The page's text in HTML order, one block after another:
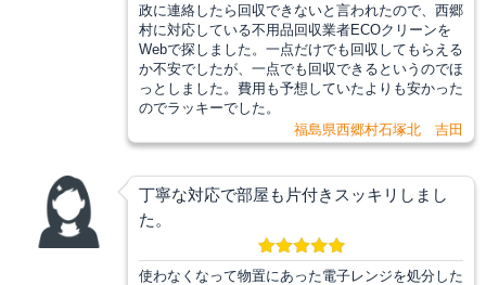
政に連絡したら回収できないと言われたので、西郷
村に対応している不用品回収業者ECOクリーンを
Webで探しました。一点だけでも回収してもらえる
か不安でしたが、一点でも回収できるというのでほ
っとしました。費用も予想していたよりも安かった
のでラッキーでした。
福島県西郷村石塚北 吉田
丁寧な対応で部屋も片付きスッキリしまし
た。
使わなくなって物置にあった電子レンジを処分した